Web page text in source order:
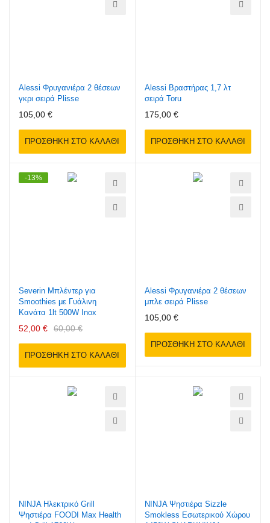
Alessi Φρυγανιέρα 2 θέσεων
γκρι σειρά Plisse
105,00 €
ΠΡΟΣΘΉΚΗ ΣΤΟ ΚΑΛΆΘΙ
Alessi Βραστήρας 1,7 λτ
σειρά Toru
175,00 €
ΠΡΟΣΘΉΚΗ ΣΤΟ ΚΑΛΆΘΙ
-13%
Severin Μπλέντερ για
Smoothies με Γυάλινη
Κανάτα 1lt 500W Inox
52,00 € 60,00 €
ΠΡΟΣΘΉΚΗ ΣΤΟ ΚΑΛΆΘΙ
Alessi Φρυγανιέρα 2 θέσεων
μπλε σειρά Plisse
105,00 €
ΠΡΟΣΘΉΚΗ ΣΤΟ ΚΑΛΆΘΙ
NINJA Ηλεκτρικό Grill
Ψηστιέρα FOODI Max Health
NINJA Ψηστιέρα Sizzle
Smokless Εσωτερικού Χώρου